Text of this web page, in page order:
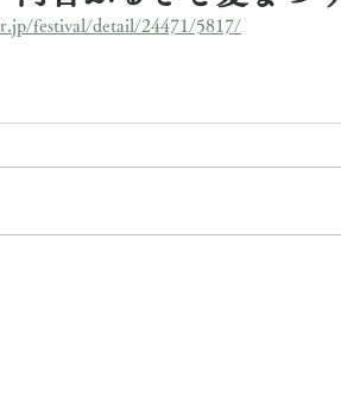
festival/detail/24471/5817/